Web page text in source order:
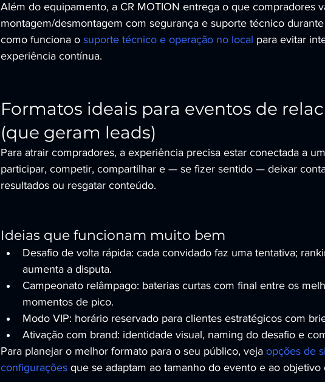
Além do equipamento, a CR MOTION entrega o que compradores
montagem/desmontagem com segurança e suporte técnico
como funciona o suporte técnico e operação no local para evitar
experiência contínua.
Formatos ideais para eventos de
(que geram leads)
Para atrair compradores, a experiência precisa estar conectada a
participar, competir, compartilhar e — se fizer sentido — deixar
resultados ou resgatar conteúdo.
Ideias que funcionam muito bem
Desafio de volta rápida: cada convidado faz uma tentativa;
aumenta a disputa.
Campeonato relâmpago: baterias curtas com final entre os
momentos de pico.
Modo VIP: horário reservado para clientes estratégicos com
Ativação com brand: identidade visual, naming do desafio e
Para planejar o melhor formato para o seu público, veja opções de
configurações que se adaptam ao tamanho do evento e ao objetivo